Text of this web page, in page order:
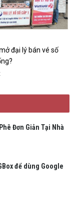
đại lý bán vé số
Đơn Giản Tại Nhà
để dùng Google